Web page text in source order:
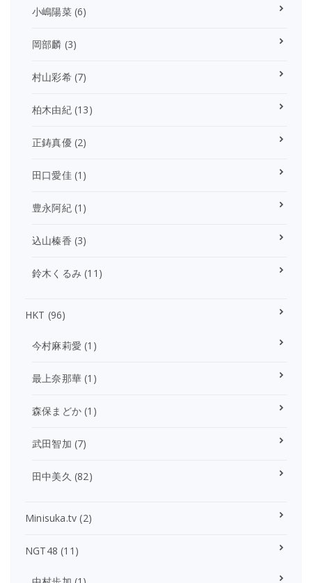
小嶋陽菜(6)
岡部麟 (3)
村山彩希(7)
柏木由紀(13)
正鋳真優(2)
田口愛佳(1)
豊永阿紀(1)
込山榛香 (3)
鈴木くるみ (11)
HKT (96)
今村麻莉愛 (1)
最上奈那華 (1)
森保まどか (1)
武田智加 (7)
田中美久 (82)
Minisuka.tv (2)
NGT48 (11)